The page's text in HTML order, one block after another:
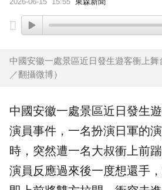
中國安徽一處景區近日發生遊客衝上
／翻攝微博）
中國安徽一處景區近日發生
演員事件，一名扮演 日軍的
時，突然遭一名大叔衝上前踹
演員反應過來後一度想還手